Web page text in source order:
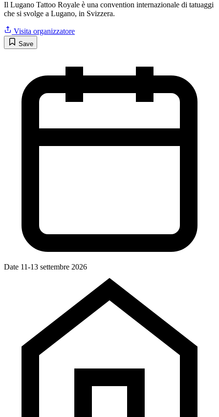
Il Lugano Tattoo Royale è una convention internazionale di tatuaggi
che si svolge a Lugano, in Svizzera.
Visita organizzatore
Save
Date 11-13 settembre 2026